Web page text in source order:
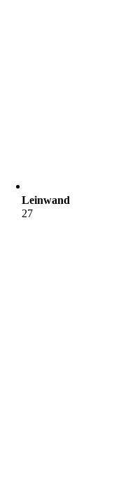
Leinwand
27